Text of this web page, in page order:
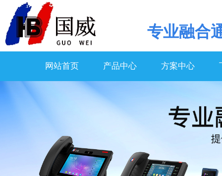
专业融合
网站首页 产品中心 方案中心